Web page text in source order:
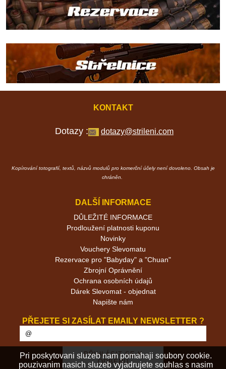
KONTAKT
Dotazy : dotazy@strileni.com
Kopírování totografií, textů, názvů modulů pro komerční účely není dovoleno. Obsah je
chráněn.
DALŠÍ INFORMACE
DŮLEŽITÉ INFORMACE
Prodloužení platnosti kuponu
Novinky
Vouchery Slevomatu
Rezervace pro "Babyday" a "Chuan"
Zbrojní Oprávnění
Ochrana osobních údajů
Dárek Slevomat - objednat
Napište nám
PŘEJETE SI ZASÍLAT EMAILY NEWSLETTER ?
Pri poskytovani sluzeb nam pomahaji soubory cookie.
pouzivanim nasich sluzeb vyjadrujete souhlas s nasim